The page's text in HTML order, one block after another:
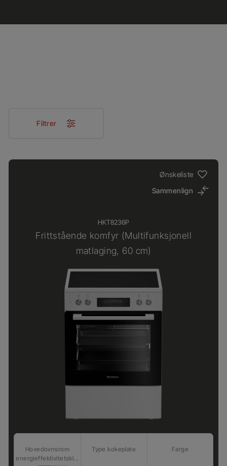
Filtrer
Ønskeliste
Sammenlign
HKT8236P
Frittstående komfyr (Multifunksjonell
matlaging, 60 cm)
Hovedovnsrom
energieffektivitetskl...
Type kokeplate Farge